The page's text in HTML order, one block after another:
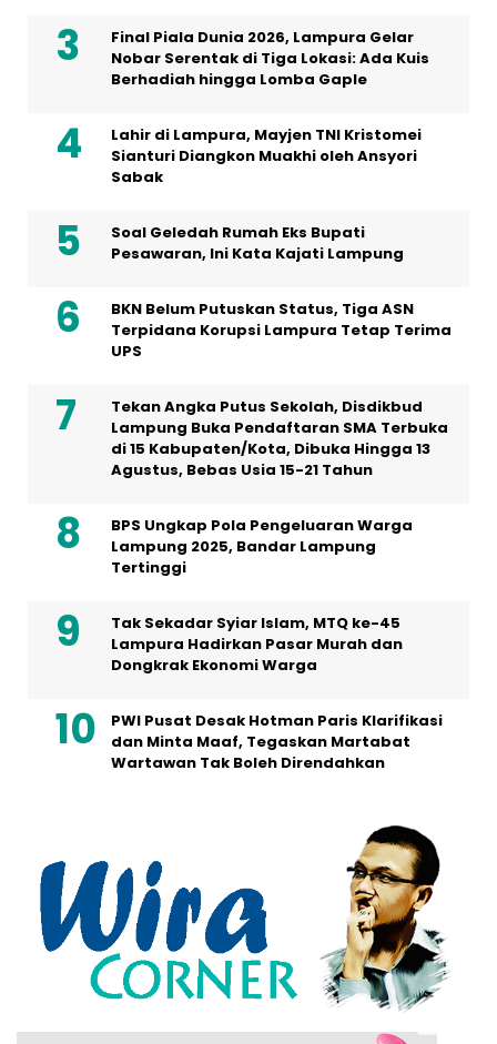
Final Piala Dunia 2026, Lampura Gelar
Nobar Serentak di Tiga Lokasi: Ada Kuis
Berhadiah hingga Lomba Gaple
Lahir di Lampura, Mayjen TNI Kristomei
Sianturi Diangkon Muakhi oleh Ansyori
Sabak
Soal Geledah Rumah Eks Bupati
Pesawaran, Ini Kata Kajati Lampung
BKN Belum Putuskan Status, Tiga ASN
Terpidana Korupsi Lampura Tetap Terima
UPS
Tekan Angka Putus Sekolah, Disdikbud
Lampung Buka Pendaftaran SMA Terbuka
di 15 Kabupaten/Kota, Dibuka Hingga 13
Agustus, Bebas Usia 15-21 Tahun
BPS Ungkap Pola Pengeluaran Warga
Lampung 2025, Bandar Lampung
Tertinggi
Tak Sekadar Syiar Islam, MTQ ke-45
Lampura Hadirkan Pasar Murah dan
Dongkrak Ekonomi Warga
PWI Pusat Desak Hotman Paris Klarifikasi
dan Minta Maaf, Tegaskan Martabat
Wartawan Tak Boleh Direndahkan